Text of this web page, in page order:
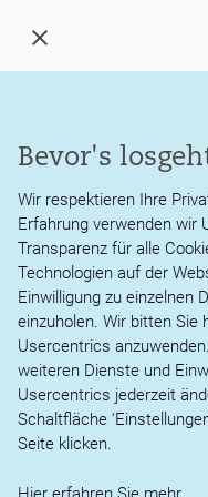
öffnen
schließen
Leistungen
Aktuelles
Service
Karriere
Kontakt
Aktuelle
Aktuell haben wir in
folgende freie Stellen zu
Karriere-
how!
Bevor's
Wir respektieren Ihre
Erfahrung verwenden wir
Transparenz für alle
Technologien auf der
Einwilligung zu einzelnen
einzuholen. Wir bitten Sie
Usercentrics
weiteren Dienste und
Usercentrics jederzeit
Schaltfläche
Seite klicken.